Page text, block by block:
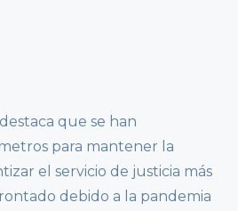
que se han
para mantener la
el servicio de justicia más
debido a la pandemia